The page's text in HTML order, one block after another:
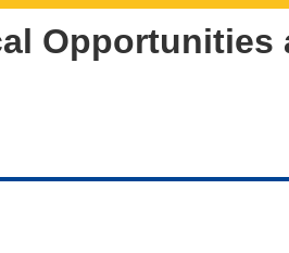
Opportunities